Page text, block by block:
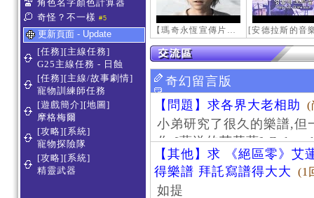
角色名字顏色計算器
奇怪？不一樣 #5
更新頁面 - Update
[任務][主線任務]
G25主線任務 - 日蝕
[任務][主線/故事劇情]
寵物訓練師任務
[遊戲簡介][地圖]
摩格梅爾
[攻略][系統]
寵物探險隊
[攻略][系統]
精靈武器
【瑪奇永恆宣傳片】最初的感動
奇幻留言版
【問題】求各界大老相助
(
小弟研究了很久的樂譜,但
作 [葬送的芙莉蓮]-
【其他】求 《絕區零》艾
得樂譜 拜託寫譜得大大
(1
如提